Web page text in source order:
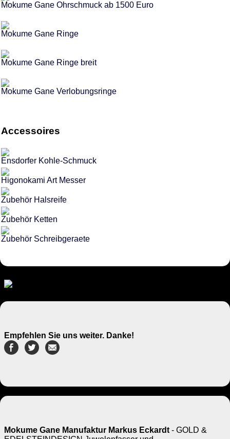
Mokume Gane Ohrschmuck ab 1500 Euro
Mokume Gane Ringe
Mokume Gane Ringe breit
Mokume Gane Verlobungsringe
Accessoires
Ensdorfer Kohle-Schmuck
Higonokami Art Messer
Zubehör Halsreife
Zubehör Ketten
Zubehör Schreibgeraete
Empfehlen Sie uns weiter. Danke!
Mokume Gane Manufaktur Markus Eckardt - GOLD &